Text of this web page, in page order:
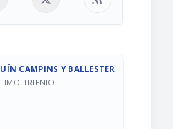
CAMPINS Y BALLESTER
TRIENIO